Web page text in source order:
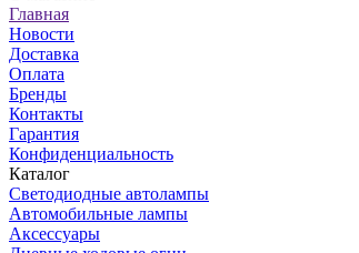
Главная
Новости
Доставка
Оплата
Бренды
Контакты
Гарантия
Конфиденциальность
Каталог
Светодиодные автолампы
Автомобильные лампы
Аксессуары